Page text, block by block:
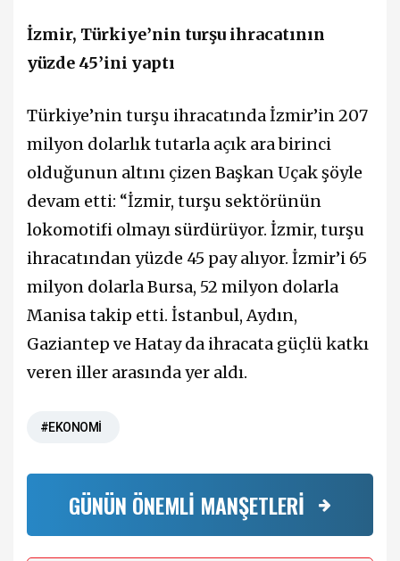
İzmir, Türkiye’nin turşu ihracatının
yüzde 45’ini yaptı
Türkiye’nin turşu ihracatında İzmir’in 207
milyon dolarlık tutarla açık ara birinci
olduğunun altını çizen Başkan Uçak şöyle
devam etti: “İzmir, turşu sektörünün
lokomotifi olmayı sürdürüyor. İzmir, turşu
ihracatından yüzde 45 pay alıyor. İzmir’i 65
milyon dolarla Bursa, 52 milyon dolarla
Manisa takip etti. İstanbul, Aydın,
Gaziantep ve Hatay da ihracata güçlü katkı
veren iller arasında yer aldı.
#EKONOMİ
GÜNÜN ÖNEMLİ MANŞETLERİ